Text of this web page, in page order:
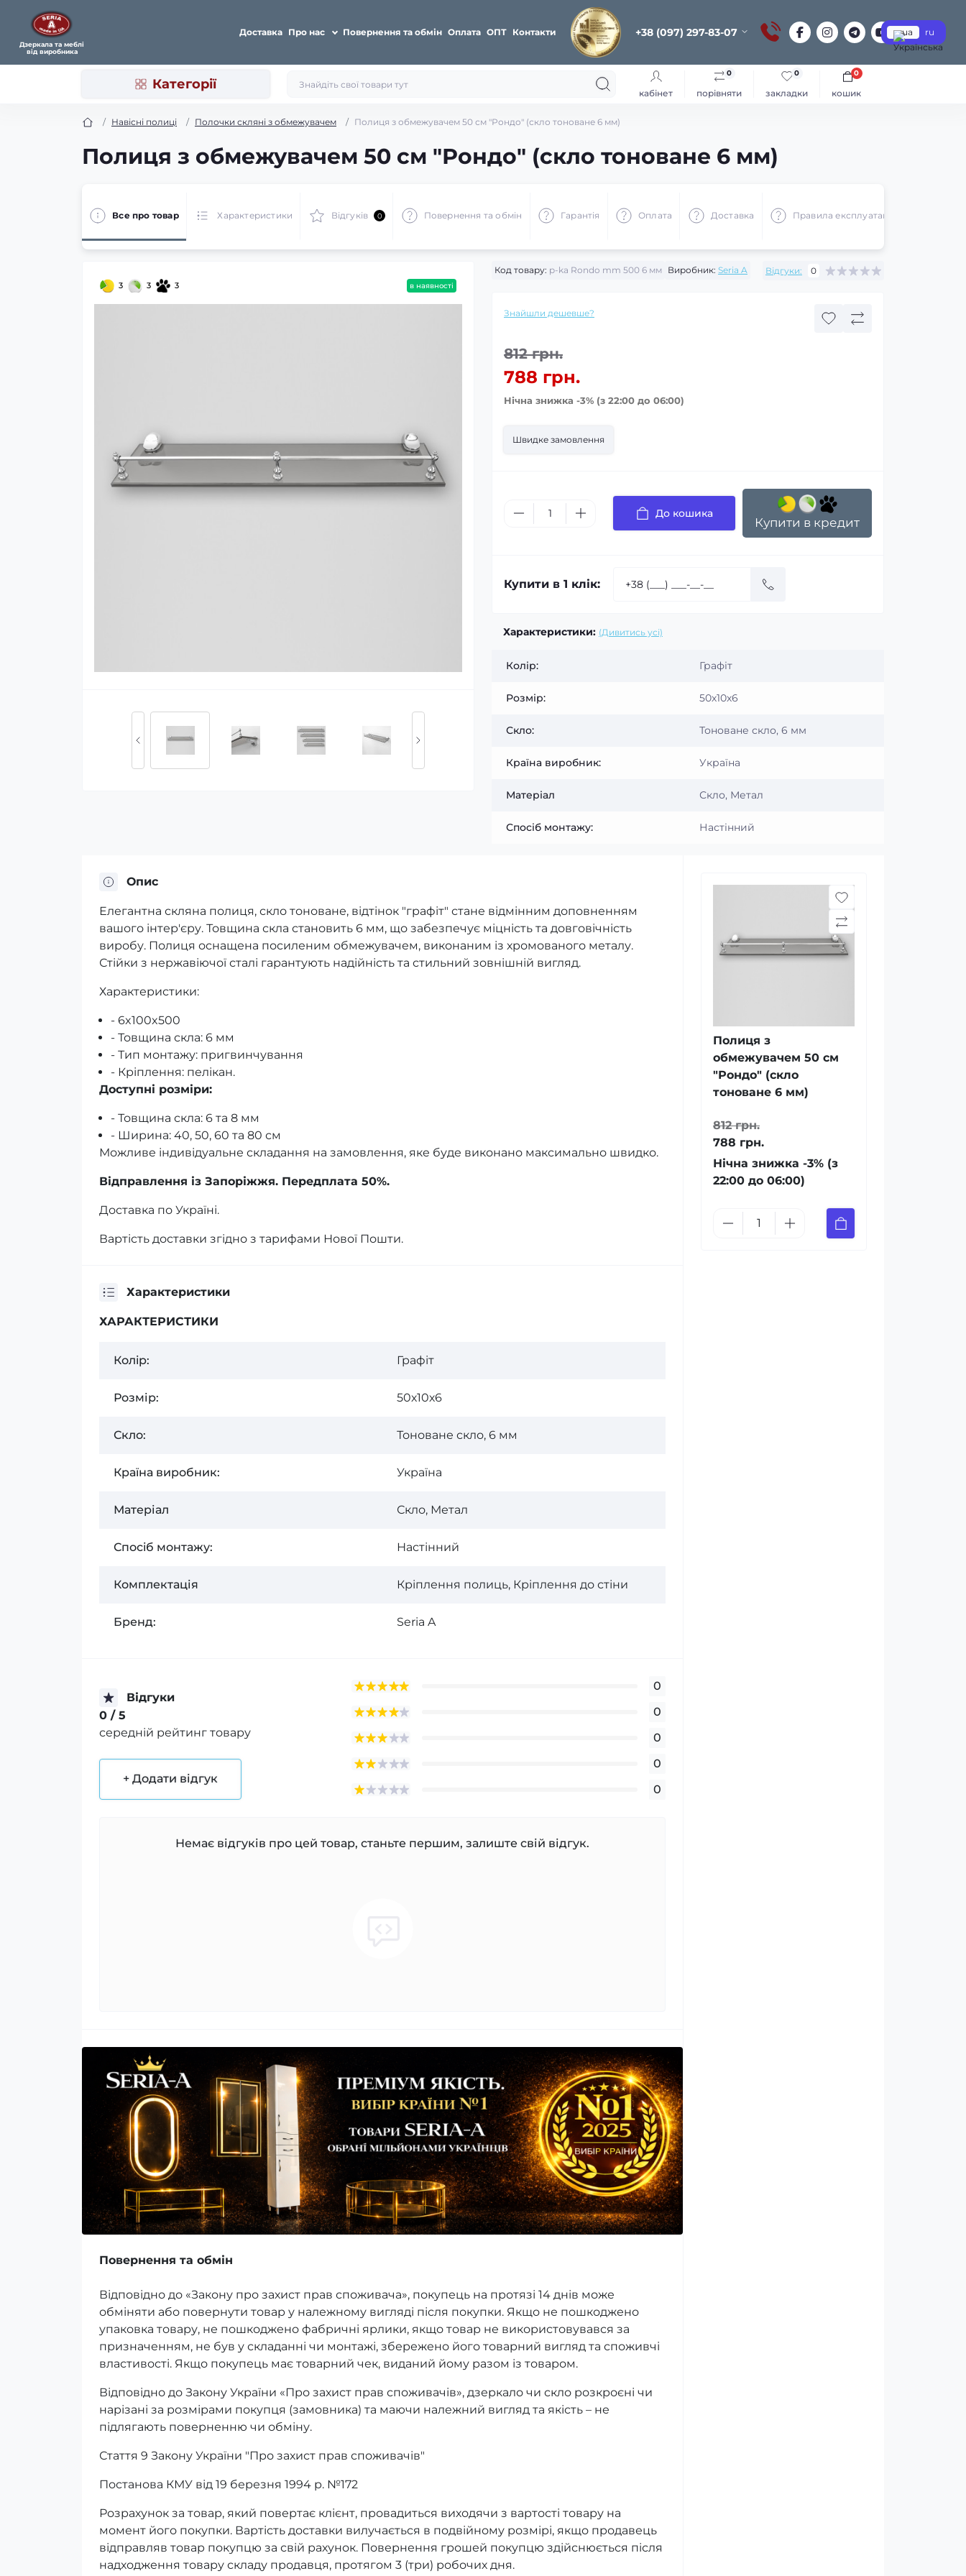
Дзеркала та меблі
від виробника
Доставка Про нас Повернення та обмін Оплата ОПТ Контакти +38 (097) 297-83-07 ua ru
Категорії
кабінет порівняти
0
закладки
0
кошик
0
Навісні полиці Полочки скляні з обмежувачем Полиця з обмежувачем 50 см "Рондо" (скло тоноване 6 мм)
Полиця з обмежувачем 50 см "Рондо" (скло тоноване 6 мм)
Все про товар Характеристики Відгуків 0 Повернення та обмін Гарантія Оплата Доставка Правила експлуатації
3 3 3 в наявності
Код товару: p-ka Rondo mm 500 6 мм Виробник: Seria A Відгуки: 0
Знайшли дешевше?
812 грн.
788 грн.
Нічна знижка -3% (з 22:00 до 06:00)
Швидке замовлення
До кошика
Купити в кредит
Купити в 1 клік:
Характеристики: (Дивитись усі)
Колiр: Графіт
Розмір: 50х10х6
Скло: Тоноване скло, 6 мм
Країна виробник: Україна
Матеріал Скло, Метал
Спосiб монтажу: Настінний
Опис
Елегантна скляна полиця, скло тоноване, відтінок "графіт" стане відмінним доповненням
вашого інтер'єру. Товщина скла становить 6 мм, що забезпечує міцність та довговічність
виробу. Полиця оснащена посиленим обмежувачем, виконаним із хромованого металу.
Стійки з нержавіючої сталі гарантують надійність та стильний зовнішній вигляд.
Характеристики:
- 6x100x500
- Товщина скла: 6 мм
- Тип монтажу: пригвинчування
- Кріплення: пелікан.
Доступні розміри:
- Товщина скла: 6 та 8 мм
- Ширина: 40, 50, 60 та 80 см
Можливе індивідуальне складання на замовлення, яке буде виконано максимально швидко.
Відправлення із Запоріжжя. Передплата 50%.
Доставка по Україні.
Вартість доставки згідно з тарифами Нової Пошти.
Характеристики
ХАРАКТЕРИСТИКИ
Колiр: Графіт
Розмір: 50х10х6
Скло: Тоноване скло, 6 мм
Країна виробник: Україна
Матеріал Скло, Метал
Спосiб монтажу: Настінний
Комплектація Кріплення полиць, Кріплення до стіни
Бренд: Seria A
Відгуки
0 / 5
середній рейтинг товару
+ Додати відгук
0
0
0
0
0
Немає відгуків про цей товар, станьте першим, залиште свій відгук.
Повернення та обмін
Відповідно до «Закону про захист прав споживача», покупець на протязі 14 днів може
обміняти або повернути товар у належному вигляді після покупки. Якщо не пошкоджено
упаковка товару, не пошкоджено фабричні ярлики, якщо товар не використовувався за
призначенням, не був у складанні чи монтажі, збережено його товарний вигляд та споживчі
властивості. Якщо покупець має товарний чек, виданий йому разом із товаром.
Відповідно до Закону України «Про захист прав споживачів», дзеркало чи скло розкроєні чи
нарізані за розмірами покупця (замовника) та маючи належний вигляд та якість – не
підлягають поверненню чи обміну.
Стаття 9 Закону України "Про захист прав споживачів"
Постанова КМУ від 19 березня 1994 р. №172
Розрахунок за товар, який повертає клієнт, провадиться виходячи з вартості товару на
момент його покупки. Вартість доставки вилучається в подвійному розмірі, якщо продавець
відправляв товар покупцю за свій рахунок. Повернення грошей покупцю здійснюється після
надходження товару складу продавця, протягом 3 (три) робочих дня.
Полиця з
обмежувачем 50 см
"Рондо" (скло
тоноване 6 мм)
812 грн.
788 грн.
Нічна знижка -3% (з
22:00 до 06:00)